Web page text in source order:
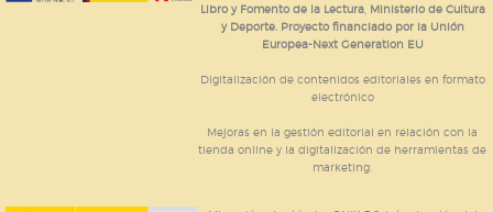
Libro y Fomento de la Lectura, Ministerio de Cultura
y Deporte. Proyecto financiado por la Unión
Europea-Next Generation EU
Digitalización de contenidos editoriales en formato
electrónico
Mejoras en la gestión editorial en relación con la
tienda online y la digitalización de herramientas de
marketing.